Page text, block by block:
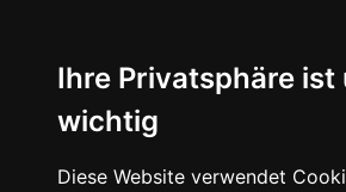
Ihre Privatsphäre ist
wichtig
Diese Website verwendet